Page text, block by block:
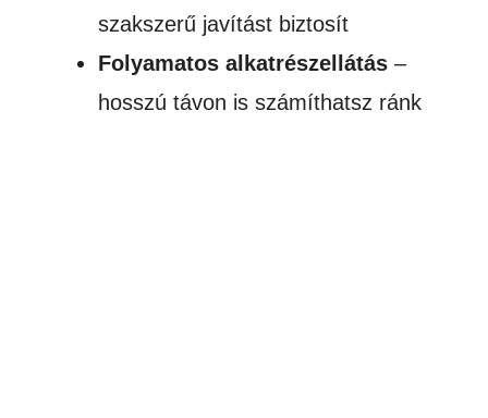
szakszerű javítást biztosít
Folyamatos alkatrészellátás –
hosszú távon is számíthatsz ránk